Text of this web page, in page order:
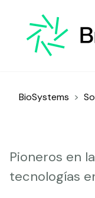
BioSystems >
Pioneros en
tecnologías